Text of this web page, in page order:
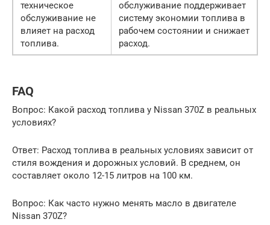
техническое
обслуживание не
влияет на расход
топлива.
обслуживание поддерживает
систему экономии топлива в
рабочем состоянии и снижает
расход.
FAQ
Вопрос: Какой расход топлива у Nissan 370Z в реальных
условиях?
Ответ: Расход топлива в реальных условиях зависит от
стиля вождения и дорожных условий. В среднем, он
составляет около 12-15 литров на 100 км.
Вопрос: Как часто нужно менять масло в двигателе
Nissan 370Z?